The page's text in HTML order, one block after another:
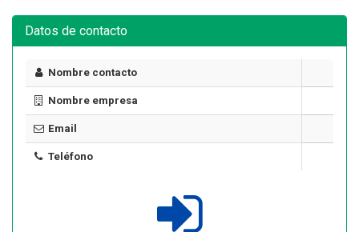
Datos de contacto
Nombre contacto
Nombre empresa
Email
Teléfono